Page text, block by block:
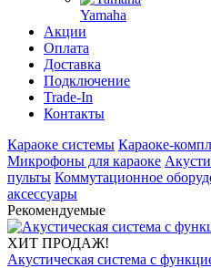
Yamaha
Акции
Оплата
Доставка
Подключение
Trade-In
Контакты
Караоке системы Караоке-
Микрофоны для караоке
пульты Коммутационное
аксессуары
Рекомендуемые
ХИТ ПРОДАЖ!
Акустическая система с